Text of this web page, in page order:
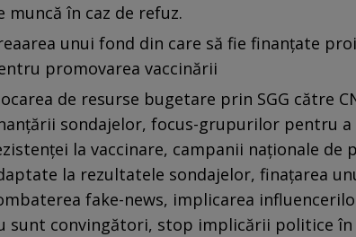
muncă în caz de refuz.
unui fond din care să fie finanțate
promovarea vaccinării
de resurse bugetare prin SGG către
sondajelor, focus-grupurilor pentru a
la vaccinare, campanii naționale de
la rezultatele sondajelor, finațarea
fake-news, implicarea
sunt convingători, stop implicării politice în